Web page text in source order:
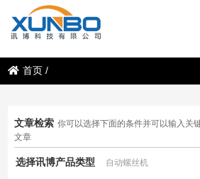
首页 /
文章检索 你可以选择下面的条件并可以输入关
文章
选择讯博产品类型 自动螺丝机